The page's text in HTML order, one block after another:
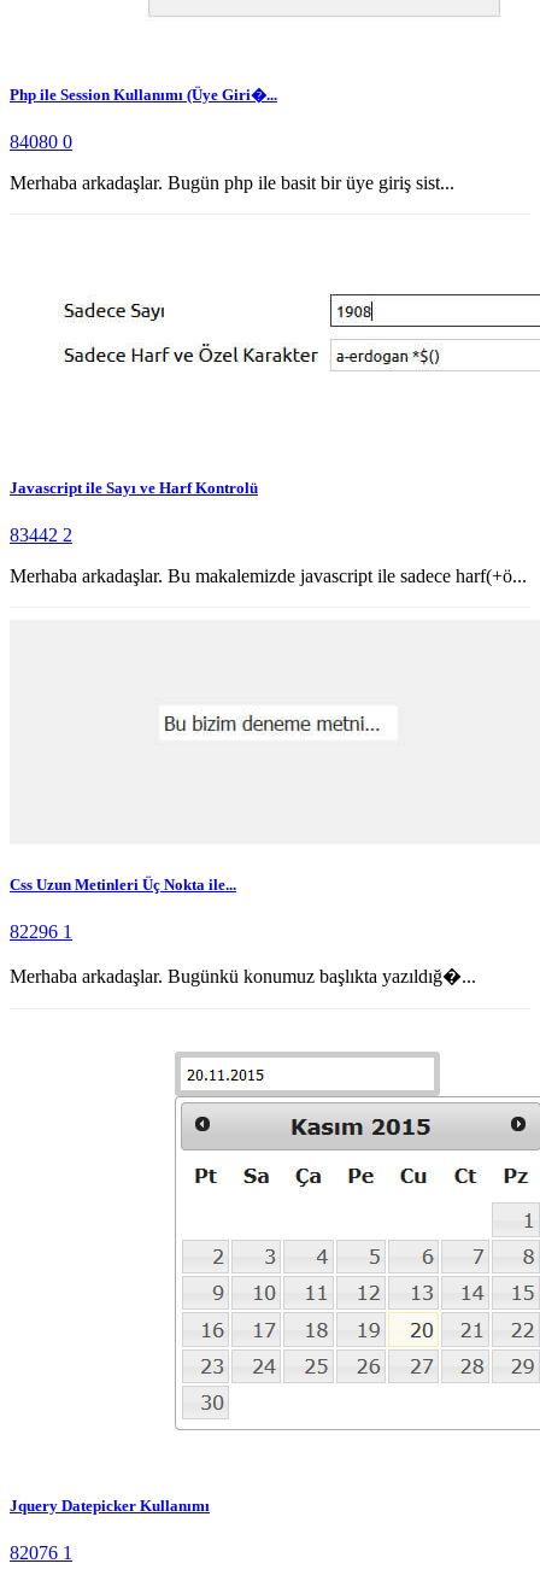
Php ile Session Kullanımı (Üye Giri�...
84080 0
Merhaba arkadaşlar. Bugün php ile basit bir üye giriş sist...
Javascript ile Sayı ve Harf Kontrolü
83442 2
Merhaba arkadaşlar. Bu makalemizde javascript ile sadece harf(+ö...
Css Uzun Metinleri Üç Nokta ile...
82296 1
Merhaba arkadaşlar. Bugünkü konumuz başlıkta yazıldığ�...
Jquery Datepicker Kullanımı
82076 1